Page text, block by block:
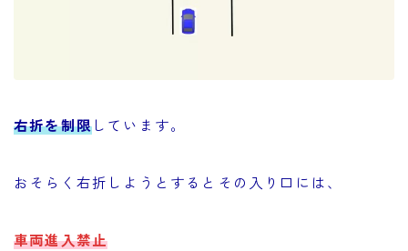
右折を制限しています。
おそらく右折しようとするとその入り口には、
車両進入禁止